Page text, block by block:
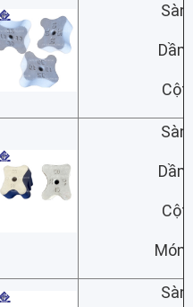
Sàn
Dầm
Cột
Sàn
Dầm
Cột
Sàn